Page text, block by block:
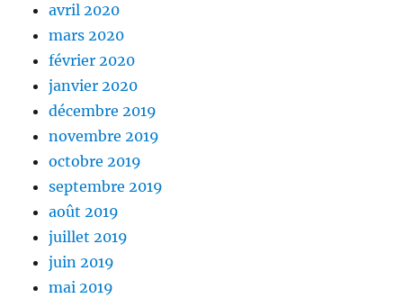
avril 2020
mars 2020
février 2020
janvier 2020
décembre 2019
novembre 2019
octobre 2019
septembre 2019
août 2019
juillet 2019
juin 2019
mai 2019